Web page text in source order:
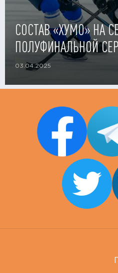
СОСТАВ «ХУМО» НА
ПОЛУФИНАЛЬНОЙ
03.04.2025